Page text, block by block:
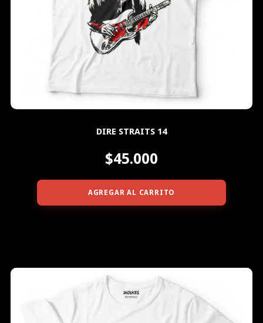
DIRE STRAITS 14
$45.000
AGREGAR AL CARRITO